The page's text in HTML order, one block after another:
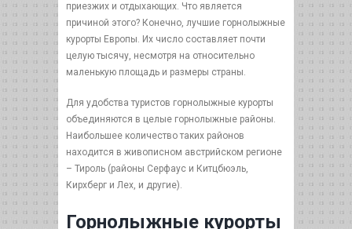
приезжих и отдыхающих. Что является
причиной этого? Конечно, лучшие горнолыжные
курорты Европы. Их число составляет почти
целую тысячу, несмотря на относительно
маленькую площадь и размеры страны.
Для удобства туристов горнолыжные курорты
объединяются в целые горнолыжные районы.
Наибольшее количество таких районов
находится в живописном австрийском регионе
– Тироль (районы Серфаус и Китцбюэль,
Кирхберг и Лех, и другие).
Горнолыжные курорты